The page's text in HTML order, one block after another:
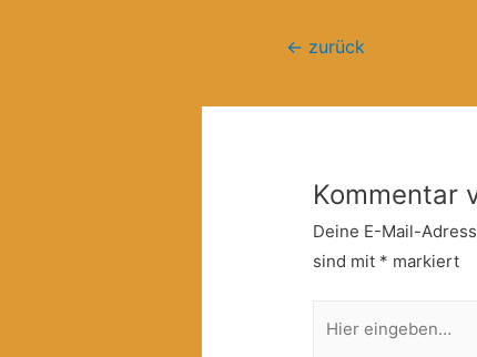
← zurück
Kommentar
Deine E-Mail-
sind mit * markiert
eingeben…